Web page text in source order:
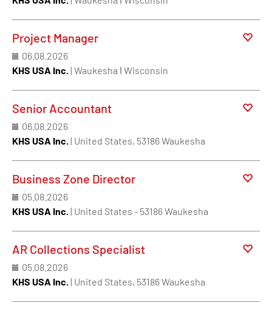
Project Manager
06.08.2026
KHS USA Inc.| Waukesha ǀ Wisconsin
Senior Accountant
06.08.2026
KHS USA Inc. | United States, 53186 Waukesha
Business Zone Director
05.08.2026
KHS USA Inc. | United States - 53186 Waukesha
AR Collections Specialist
05.08.2026
KHS USA Inc. | United States, 53186 Waukesha